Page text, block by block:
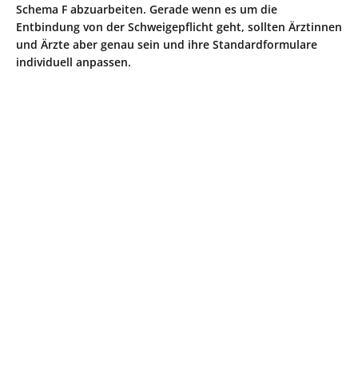
Schema F abzuarbeiten. Gerade wenn es um die
Entbindung von der Schweigepflicht geht, sollten Ärztinnen
und Ärzte aber genau sein und ihre Standardformulare
individuell anpassen.